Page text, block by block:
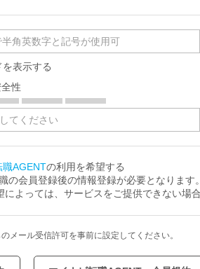
表示する
性
職AGENTの利用を希望する
の会員登録後の情報登録が必要となります
によっては、サービスをご提供できない場
ール受信許可を事前に設定してください。